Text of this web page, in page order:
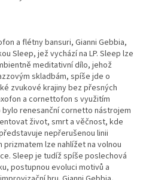
a flétny bansuri, Gianni Gebbia,
Sleep, jež vychází na LP. Sleep lze
meditativní dílo, jehož
skladbám, spíše jde o
zvukové krajiny bez přesných
a cornettofon s využitím
renesanční cornetto nástrojem
život, smrt a věčnost, kde
nepřerušenou linii
lze nahlížet na volnou
Sleep je tudíž spíše poslechová
postupnou evoluci motivů a